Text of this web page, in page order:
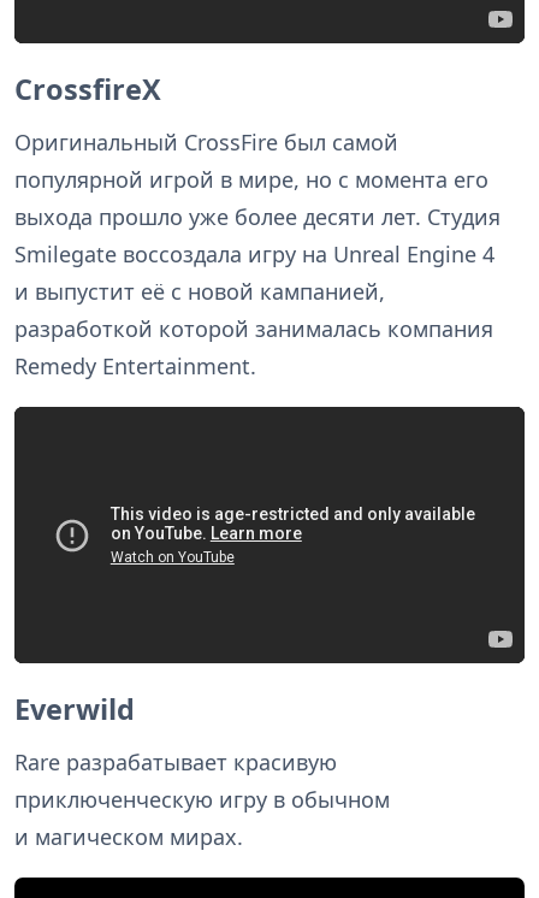
CrossfireX
Оригинальный CrossFire был самой
популярной игрой в мире, но с момента его
выхода прошло уже более десяти лет. Студия
Smilegate воссоздала игру на Unreal Engine 4
и выпустит её с новой кампанией,
разработкой которой занималась компания
Remedy Entertainment.
Everwild
Rare разрабатывает красивую
приключенческую игру в обычном
и магическом мирах.